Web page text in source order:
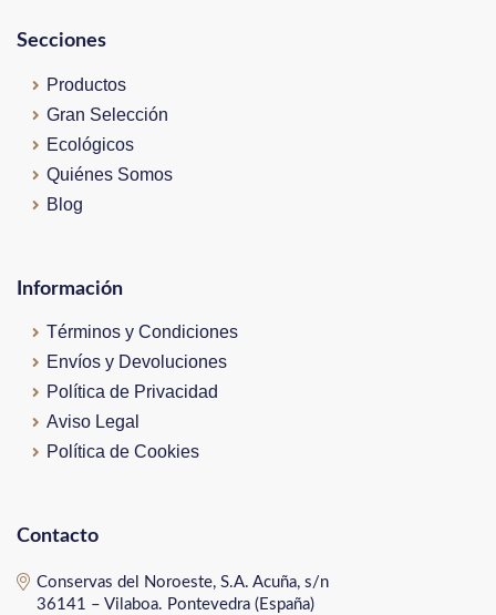
Secciones
Productos
Gran Selección
Ecológicos
Quiénes Somos
Blog
Información
Términos y Condiciones
Envíos y Devoluciones
Política de Privacidad
Aviso Legal
Política de Cookies
Contacto
Conservas del Noroeste, S.A. Acuña, s/n
36141 – Vilaboa. Pontevedra (España)